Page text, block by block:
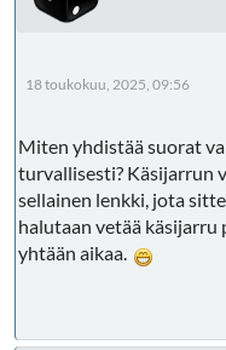
18 toukokuu, 2025, 09:56
Miten yhdistää suorat
turvallisesti? Käsijarrun
sellainen lenkki, jota
halutaan vetää
yhtään aikaa.